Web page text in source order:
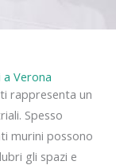
Verona
rappresenta un
Spesso
murini possono
gli spazi e